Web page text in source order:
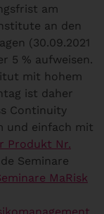
am
an den
(30.09.2021
5 % aufweisen.
mit hohem
ist daher
Continuity
und einfach mit
Produkt Nr.
Seminare
MaRisk